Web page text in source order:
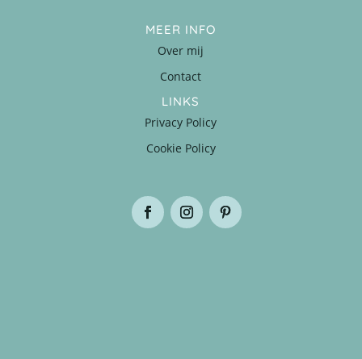
MEER INFO
Over mij
Contact
LINKS
Privacy Policy
Cookie Policy